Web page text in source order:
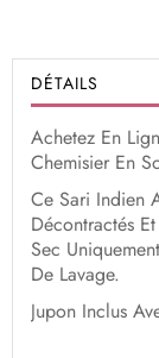
DÉTAILS
Achetez En
Chemisier En
Ce Sari Indien
Décontractés
Sec
De Lavage.
Jupon Inclus